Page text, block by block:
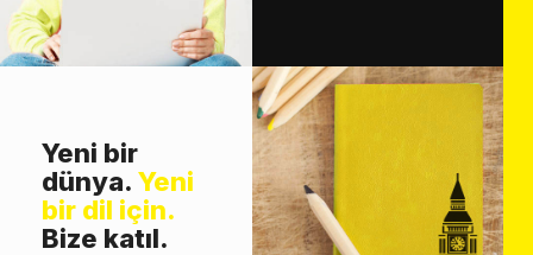
Yeni bir
dünya. Yeni
bir dil için.
Bize katıl.